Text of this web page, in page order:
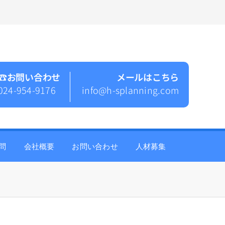
お問い合わせ
954-9176
メールはこちら
info@h-splanning.com
会社概要 お問い合わせ 人材募集